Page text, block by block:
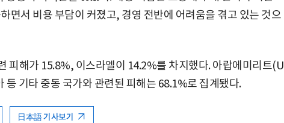
면서 비용 부담이 커졌고, 경영 전반에 어려움을 겪고 있는 것으
피해가 15.8%, 이스라엘이 14.2%를 차지했다. 아랍에미리트(U
등 기타 중동 국가와 관련된 피해는 68.1%로 집계됐다.
日本語 기사보기